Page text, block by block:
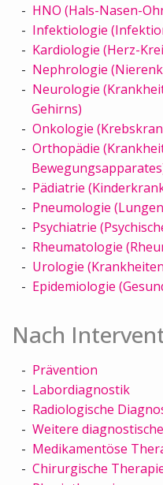
HNO (Hals-Nasen-
Infektiologie
Kardiologie (Herz-
Nephrologie
Neurologie
Gehirns)
Onkologie
Orthopädie
Pädiatrie
Pneumologie
Psychiatrie
Rheumatologie
Urologie
Epidemiologie
Nach
Prävention
Labordiagnostik
Radiologische
Weitere
Medikamentöse
Chirurgische